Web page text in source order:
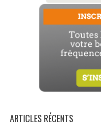
ARTICLES RÉCENTS